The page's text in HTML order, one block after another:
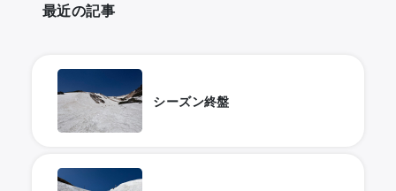
最近の記事
シーズン終盤